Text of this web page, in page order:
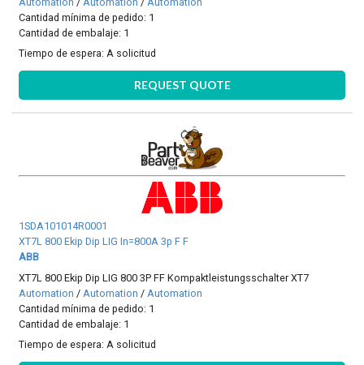
Cantidad mínima de pedido: 1
Cantidad de embalaje: 1
Tiempo de espera: A solicitud
REQUEST QUOTE
1SDA101014R0001
XT7L 800 Ekip Dip LIG In=800A 3p F F
ABB
XT7L 800 Ekip Dip LIG 800 3P FF Kompaktleistungsschalter XT7
Automation / Automation / Automation
Cantidad mínima de pedido: 1
Cantidad de embalaje: 1
Tiempo de espera: A solicitud